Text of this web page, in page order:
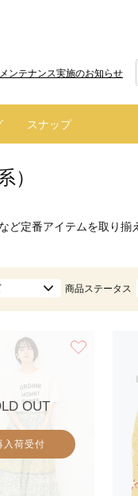
ンテナンス実施のお知らせ
スナップ
）
など定番アイテムを取り揃
商品ステータス
OUT
入荷受付